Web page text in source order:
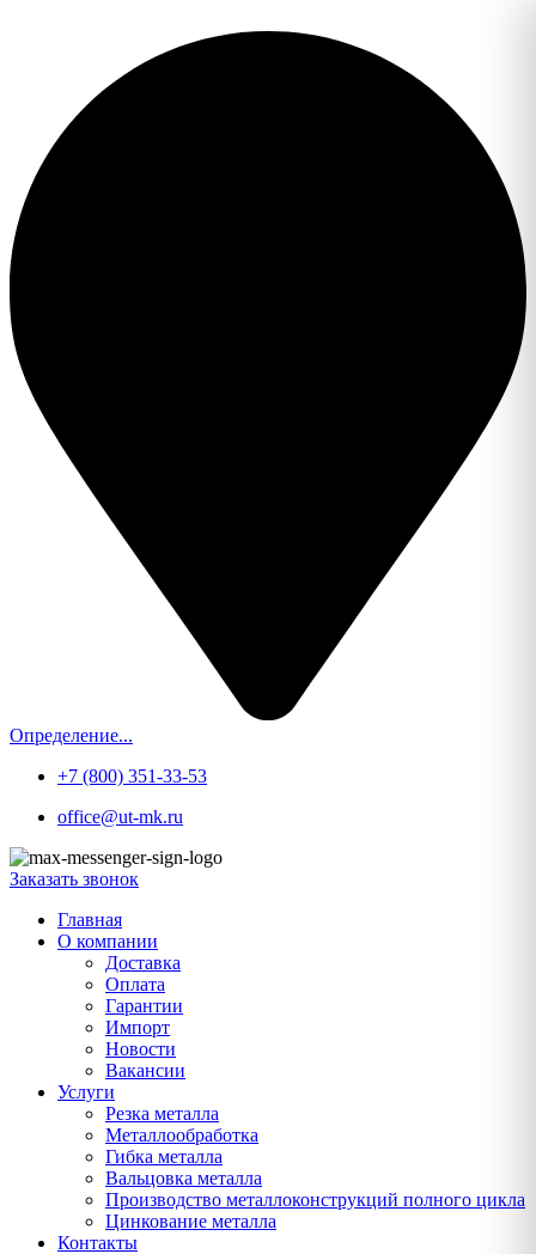
Определение...
+7 (800) 351-33-53
office@ut-mk.ru
Заказать звонок
Главная
О компании
Доставка
Оплата
Гарантии
Импорт
Новости
Вакансии
Услуги
Резка металла
Металлообработка
Гибка металла
Вальцовка металла
Производство металлоконструкций полного цикла
Цинкование металла
Контакты